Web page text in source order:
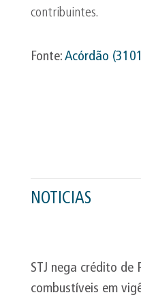
contribuintes.
Fonte: Acórdão
NOTICIAS
STJ nega crédito de
combustíveis em